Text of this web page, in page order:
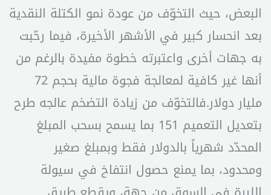
البعض، حيث التخوّف من عودة نمو الكتلة النقدية
بعد انحسار كبير في الأشهر الأخيرة، فيما رحّبت
به جهات أخرى واعتبرته خطوة مفيدة بالرغم من
أنها غير كافية لمعالجة فجوة مالية بحجم 72
مليار دولار.فالتخوّف من زيادة التضخم عالجه طرح
بتعديل التعميم 151 بما يسمح بسحب المبلغ
المحدّد شهرياً بالدولار فقط وبمبلغ صغير
ومحدود، بما يمنع حصول انتفاخ في سيولة